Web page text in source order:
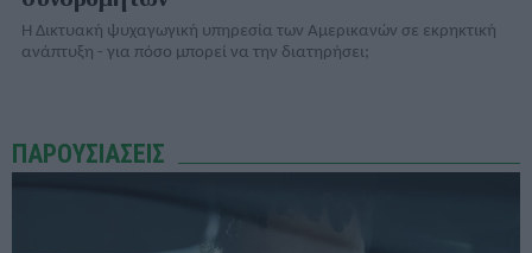
Η Δικτυακή ψυχαγωγική υπηρεσία των Αμερικανών σε εκρηκτική
ανάπτυξη - για πόσο μπορεί να την διατηρήσει;
ΠΑΡΟΥΣΙΑΣΕΙΣ